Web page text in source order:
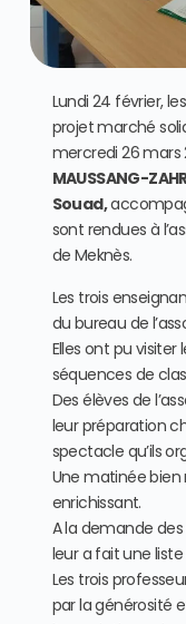
Lundi 24 février,
projet marché
mercredi 26 mars
MAUSSANG-
Souad,
sont rendues à
de Meknès.
Les trois
du bureau de
Elles ont pu visiter
séquences de
Des élèves de
leur préparation
spectacle qu’ils
Une matinée
enrichissant.
A la demande
leur a fait une liste
Les trois
par la générosité